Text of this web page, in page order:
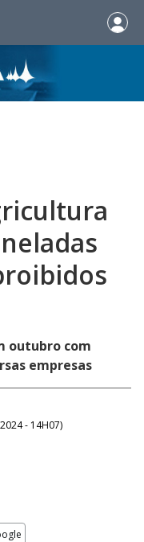
outubro com
empresas
- 14H07)